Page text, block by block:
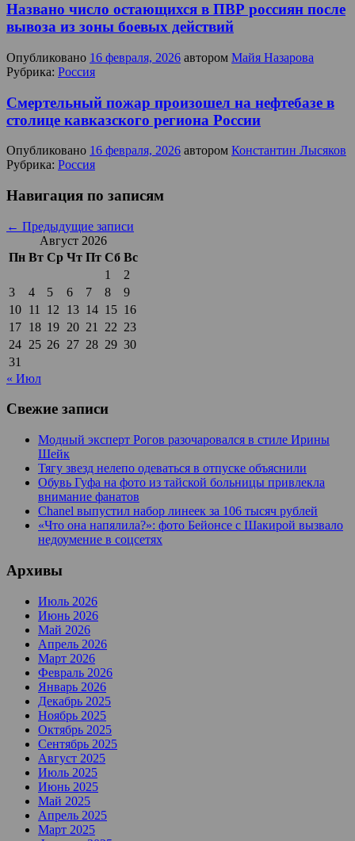
Названо число остающихся в ПВР россиян после
вывоза из зоны боевых действий
Опубликовано 16 февраля, 2026 автором Майя Назарова
Рубрика: Россия
Смертельный пожар произошел на нефтебазе в
столице кавказского региона России
Опубликовано 16 февраля, 2026 автором Константин Лысяков
Рубрика: Россия
Навигация по записям
← Предыдущие записи
Август 2026
Пн Вт Ср Чт Пт Сб Вс
1
2
3
4 5 6 7 8
9
10 11 12 13 14 15 16
17 18 19 20 21 22 23
24 25 26 27 28 29 30
31
« Июл
Свежие записи
Модный эксперт Рогов разочаровался в стиле Ирины
Шейк
Тягу звезд нелепо одеваться в отпуске объяснили
Обувь Гуфа на фото из тайской больницы привлекла
внимание фанатов
Chanel выпустил набор линеек за 106 тысяч рублей
«Что она напялила?»: фото Бейонсе с Шакирой вызвало
недоумение в соцсетях
Архивы
Июль 2026
Июнь 2026
Май 2026
Апрель 2026
Март 2026
Февраль 2026
Январь 2026
Декабрь 2025
Ноябрь 2025
Октябрь 2025
Сентябрь 2025
Август 2025
Июль 2025
Июнь 2025
Май 2025
Апрель 2025
Март 2025